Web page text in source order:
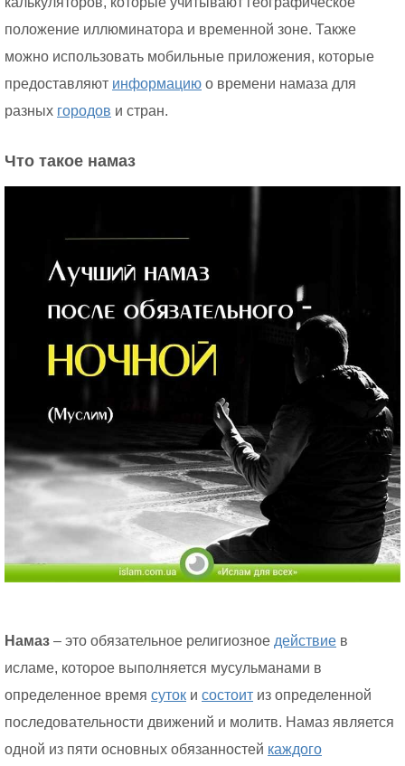
положение иллюминатора и временной зоне. Также
можно использовать мобильные приложения, которые
предоставляют информацию о времени намаза для
разных городов и стран.
Что такое намаз
Намаз – это обязательное религиозное действие в
исламе, которое выполняется мусульманами в
определенное время суток и состоит из определенной
последовательности движений и молитв. Намаз является
одной из пяти основных обязанностей каждого